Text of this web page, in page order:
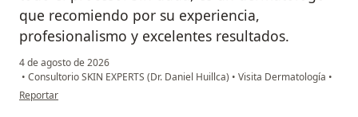
que recomiendo por su experiencia,
profesionalismo y excelentes resultados.
4 de agosto de 2026
• Consultorio SKIN EXPERTS (Dr. Daniel Huillca) • Visita Dermatología •
en opinión del usuario Lizzett Guzmán
Reportar